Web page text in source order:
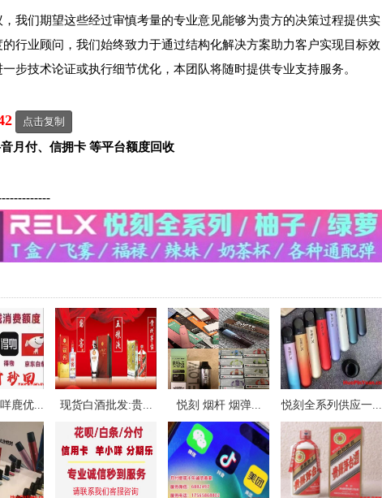
我们期望这些经过审慎考量的专业意见能够为贵方的决策过程提供实
行业顾问，我们始终致力于通过结构化解决方案助力客户实现目标效
步技术论证或执行细节优化，本团队将随时提供专业支持服务。
点击复制
月付、信拥卡 等平台额度回收
鹿优... 现货白酒批发:贵... 悦刻 烟杆 烟弹... 悦刻全系列供应一...